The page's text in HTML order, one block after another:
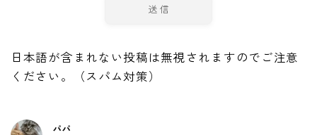
日本語が含まれない投稿は無視されますのでご注意
ください。（スパム対策）
パパ